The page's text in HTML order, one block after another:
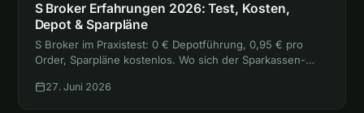
S Broker Erfahrungen 2026: Test, Kosten,
Depot & Sparpläne
S Broker im Praxistest: 0 € Depotführung, 0,95 € pro
Order, Sparpläne kostenlos. Wo sich der Sparkassen-
und für wen er passt.
27. Juni 2026